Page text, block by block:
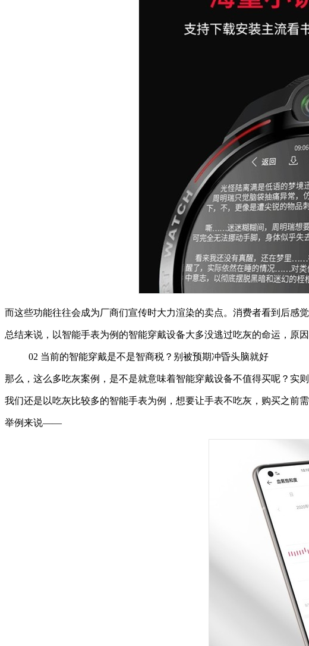
而这些功能往往会成为厂商们宣传时大力渲染的卖点。消费者看到后感
总结来说，以智能手表为例的智能穿戴设备大多没逃过吃灰的命运，原
02 当前的智能穿戴是不是智商税？别被预期冲昏头脑就好
那么，这么多吃灰案例，是不是就意味着智能穿戴设备不值得买呢？实则
我们还是以吃灰比较多的智能手表为例，想要让手表不吃灰，购买之前
举例来说——